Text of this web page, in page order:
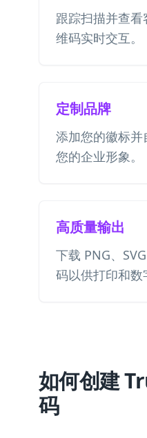
跟踪扫描并查
维码实时交互。
定制品牌
添加您的徽标
您的企业形象。
高质量输出
下载 PNG、
码以供打印和数
如何创建
码